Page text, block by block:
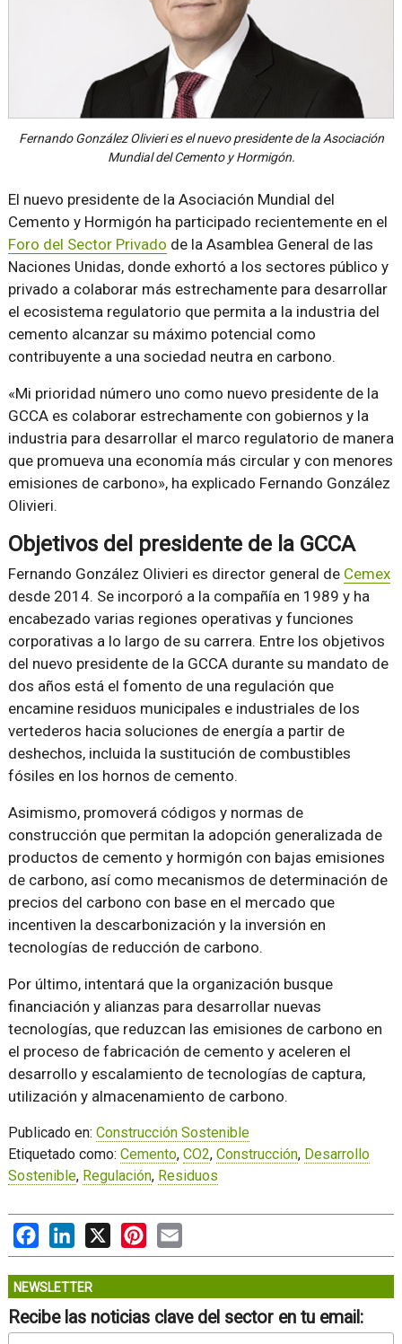
Fernando González Olivieri es el nuevo presidente de la Asociación
Mundial del Cemento y Hormigón.
El nuevo presidente de la Asociación Mundial del
Cemento y Hormigón ha participado recientemente en el
Foro del Sector Privado de la Asamblea General de las
Naciones Unidas, donde exhortó a los sectores público y
privado a colaborar más estrechamente para desarrollar
el ecosistema regulatorio que permita a la industria del
cemento alcanzar su máximo potencial como
contribuyente a una sociedad neutra en carbono.
«Mi prioridad número uno como nuevo presidente de la
GCCA es colaborar estrechamente con gobiernos y la
industria para desarrollar el marco regulatorio de manera
que promueva una economía más circular y con menores
emisiones de carbono», ha explicado Fernando González
Olivieri.
Objetivos del presidente de la GCCA
Fernando González Olivieri es director general de Cemex
desde 2014. Se incorporó a la compañía en 1989 y ha
encabezado varias regiones operativas y funciones
corporativas a lo largo de su carrera. Entre los objetivos
del nuevo presidente de la GCCA durante su mandato de
dos años está el fomento de una regulación que
encamine residuos municipales e industriales de los
vertederos hacia soluciones de energía a partir de
deshechos, incluida la sustitución de combustibles
fósiles en los hornos de cemento.
Asimismo, promoverá códigos y normas de
construcción que permitan la adopción generalizada de
productos de cemento y hormigón con bajas emisiones
de carbono, así como mecanismos de determinación de
precios del carbono con base en el mercado que
incentiven la descarbonización y la inversión en
tecnologías de reducción de carbono.
Por último, intentará que la organización busque
financiación y alianzas para desarrollar nuevas
tecnologías, que reduzcan las emisiones de carbono en
el proceso de fabricación de cemento y aceleren el
desarrollo y escalamiento de tecnologías de captura,
utilización y almacenamiento de carbono.
Publicado en: Construcción Sostenible
Etiquetado como: Cemento, CO2, Construcción, Desarrollo
Sostenible, Regulación, Residuos
FacebookLinkedIn
X PinterestEmail
NEWSLETTER
Recibe las noticias clave del sector en tu email: